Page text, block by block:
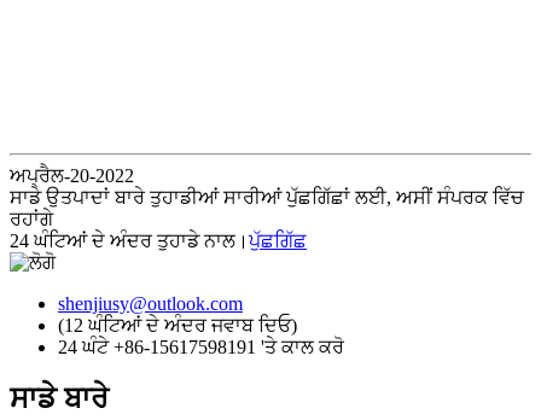
ਅਪ੍ਰੈਲ-20-2022
ਸਾਡੇ ਉਤਪਾਦਾਂ ਬਾਰੇ ਤੁਹਾਡੀਆਂ ਸਾਰੀਆਂ ਪੁੱਛਗਿੱਛਾਂ ਲਈ, ਅਸੀਂ ਸੰਪਰਕ ਵਿੱਚ
ਰਹਾਂਗੇ
24 ਘੰਟਿਆਂ ਦੇ ਅੰਦਰ ਤੁਹਾਡੇ ਨਾਲ।ਪੁੱਛਗਿੱਛ
shenjiusy@outlook.com
(12 ਘੰਟਿਆਂ ਦੇ ਅੰਦਰ ਜਵਾਬ ਦਿਓ)
24 ਘੰਟੇ +86-15617598191 'ਤੇ ਕਾਲ ਕਰੋ
ਸਾਡੇ ਬਾਰੇ